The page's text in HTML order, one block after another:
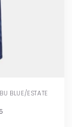
BLUE/ESTATE